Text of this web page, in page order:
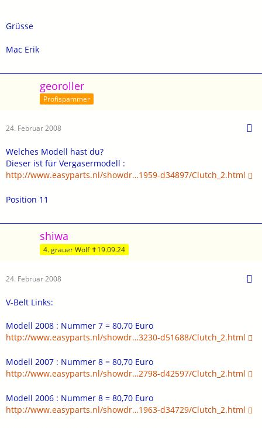
Grüsse
Mac Erik
georoller
Profispammer
24. Februar 2008
Welches Modell hast du?
Dieser ist für Vergasermodell :
http://www.easyparts.nl/showdr…1959-d34897/Clutch_2.html
Position 11
shiwa
4. grauer Wolf ✝19.09.24
24. Februar 2008
V-Belt Links:
Modell 2008 : Nummer 7 = 80,70 Euro
http://www.easyparts.nl/showdr…3230-d51688/Clutch_2.html
Modell 2007 : Nummer 8 = 80,70 Euro
http://www.easyparts.nl/showdr…2798-d42597/Clutch_2.html
Modell 2006 : Nummer 8 = 80,70 Euro
http://www.easyparts.nl/showdr…1963-d34729/Clutch_2.html